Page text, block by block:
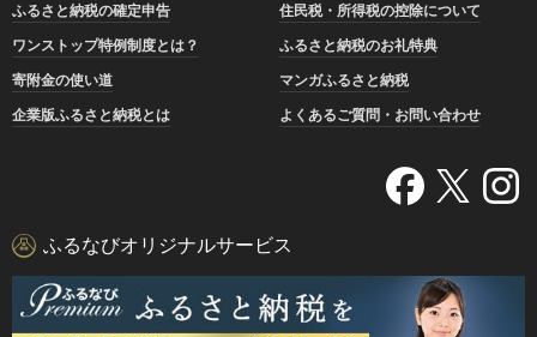
ふるさと納税の確定申告
住民税・所得税の控除について
ワンストップ特例制度とは？
ふるさと納税のお礼特典
寄附金の使い道
マンガふるさと納税
企業版ふるさと納税とは
よくあるご質問・お問い合わせ
ふるなびオリジナルサービス